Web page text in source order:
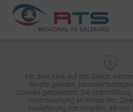
Mit dem Klick auf den Dienst
Skripte geladen,
Cookies gespeichert. Die
Verantwortung an Vimeo Inc..
Auslieferung von Inhalten, die von